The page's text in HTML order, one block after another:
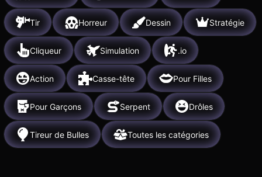
Tir Horreur Dessin Stratégie
Cliqueur Simulation .io
Action Casse-tête Pour Filles
Pour Garçons Serpent Drôles
Tireur de Bulles Toutes les catégories